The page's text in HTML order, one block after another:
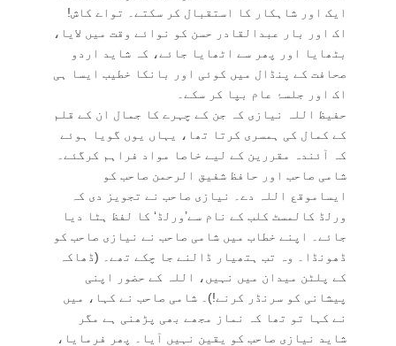
ایک اور شاہکار کا استقبال کر سکتے۔ تواے کاش!
اک اور بار عبدالقادر حسن کو نوائے وقت میں لایا،
بٹھایا اور پھر سے اٹھایا جائے، کہ شاید اردو
صحافت کے پنڈال میں کوئی اور بانکا خطیب ایسا ہی
اک اور جلسۂ عام بپا کر سکے۔
حفیظ اللہ نیازی کہ جن کے چہرے کا جمال ان کے قلم
کے کمال کی ہمسری کرتا تھا، یہاں یوں گویا ہوئے
کہ آئندہ مقررین کے لیے خاصا مواد فراہم کرگئے۔
شامی صاحب اور حافظ شفیق الرحمن صاحب کو
ایساموقع اللہ دے۔ نیازی صاحب نے تجویز دی کہ
ورلڈ کالمسٹ کلب کے نام سے’ورلڈ‘ کا لفظ ہٹا دیا
جائے۔ اپنے خطاب میں شامی صاحب نے نیازی صاحب کو
ڈھونڈا۔ وہ تب ہتھیار ڈالنے جا چکے تھے۔ (ڈھاکہ
کے پلٹن میدان میں نہیں، اللہ کے حضور اپنی
پیشانی کو سرنڈر کرنے!)۔ شامی صاحب نے کہا، میں
نے کہا تو تھا کہ نماز مجھے بھی پڑھنی ہے مگر
شاید نیازی صاحب کو یقین نہیں آیا۔ پھر فرمایا،